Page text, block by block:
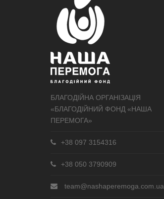
БЛАГОДІЙНА ОРГАНІЗАЦІЯ
«БЛАГОДІЙНИЙ ФОНД «НАША
ПЕРЕМОГА»
+38 097 3154316
+38 050 3790909
team@nashaperemoga.com.ua